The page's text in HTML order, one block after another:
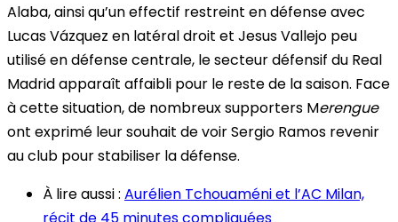
Alaba, ainsi qu’un effectif restreint en défense avec
Lucas Vázquez en latéral droit et Jesus Vallejo peu
utilisé en défense centrale, le secteur défensif du Real
Madrid apparaît affaibli pour le reste de la saison. Face
à cette situation, de nombreux supporters Merengue
ont exprimé leur souhait de voir Sergio Ramos revenir
au club pour stabiliser la défense.
À lire aussi : Aurélien Tchouaméni et l’AC Milan,
récit de 45 minutes compliquées